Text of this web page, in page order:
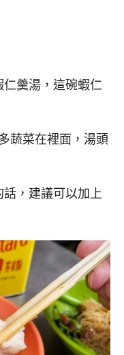
仁羹湯，這碗蝦仁
蔬菜在裡面，湯頭
，建議可以加上